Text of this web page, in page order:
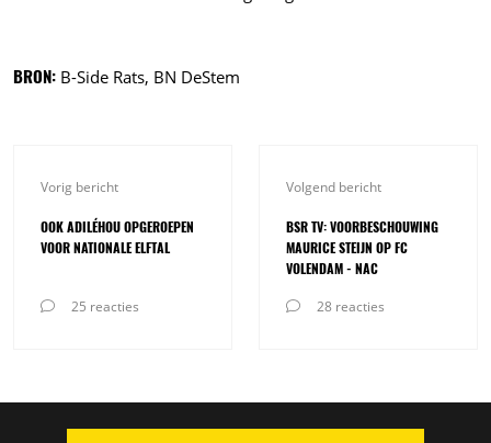
BRON: B-Side Rats, BN DeStem
Vorig bericht
OOK ADILÉHOU OPGEROEPEN
VOOR NATIONALE ELFTAL
25 reacties
Volgend bericht
BSR TV: VOORBESCHOUWING
MAURICE STEIJN OP FC
VOLENDAM - NAC
28 reacties